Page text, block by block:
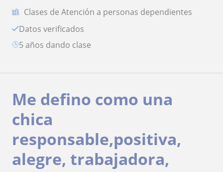
Clases de Atención a personas dependientes
Datos verificados
5 años dando clase
Me defino como una
chica
responsable,positiva,
alegre, trabajadora,